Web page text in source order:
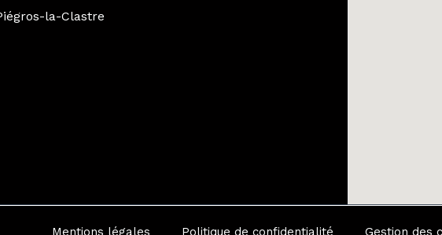
la-Clastre
Mentions légales Politique de confidentialité Gestion des